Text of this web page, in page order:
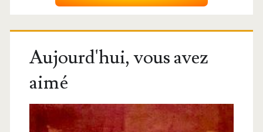
Aujourd'hui, vous avez
aimé